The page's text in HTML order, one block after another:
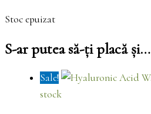
Stoc epuizat
S-ar putea să-ți placă și…
Sale!
stock